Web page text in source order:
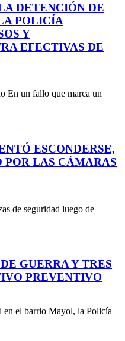
DETENCIÓN DE
POLICÍA
Y
EFECTIVAS DE
En un fallo que marca un
ESCONDERSE,
POR LAS CÁMARAS
de seguridad luego de
GUERRA Y TRES
PREVENTIVO
en el barrio Mayol, la Policía